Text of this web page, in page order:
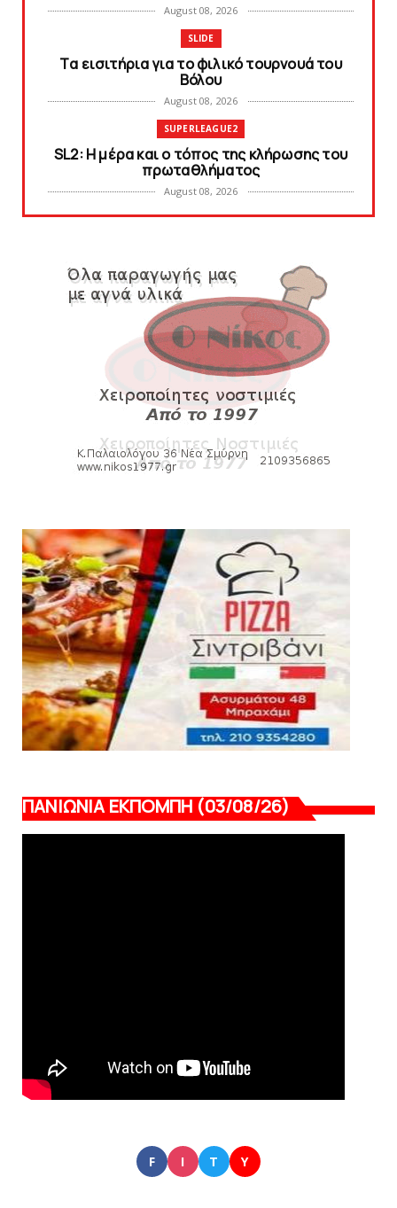
August 08, 2026
SLIDE
Tα εισιτήρια για το φιλικό τουρνουά του
Bόλου
August 08, 2026
SUPERLEAGUE2
SL2: Η μέρα και ο τόπος της κλήρωσης του
πρωταθλήματος
August 08, 2026
KARA TALKS
August 07, 2026
KARA TALKS
«Kara Talks»: LIVE 21:00
August 07, 2026
SLIDE
Κύπελλο: Την Τετάρτη 19 Αυγούστου το Νίκη
Βόλου - Πανιώνιος
HEADLINES
KARA TALKS
«Kara Talks» LIVE: Παρασκευή στις 21:00
August 06, 2026
ΠΑΝΙΩΝΙΑ ΕΚΠΟΜΠΗ (03/08/26)
F I T Y